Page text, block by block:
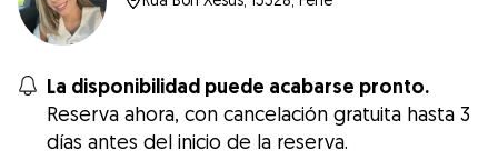
La disponibilidad puede acabarse pronto.
Reserva ahora, con cancelación gratuita hasta 3
días antes del inicio de la reserva.